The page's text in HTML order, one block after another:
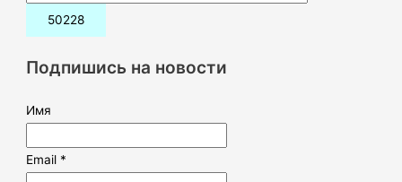
и
:Подпишись на новости
Имя
Email *